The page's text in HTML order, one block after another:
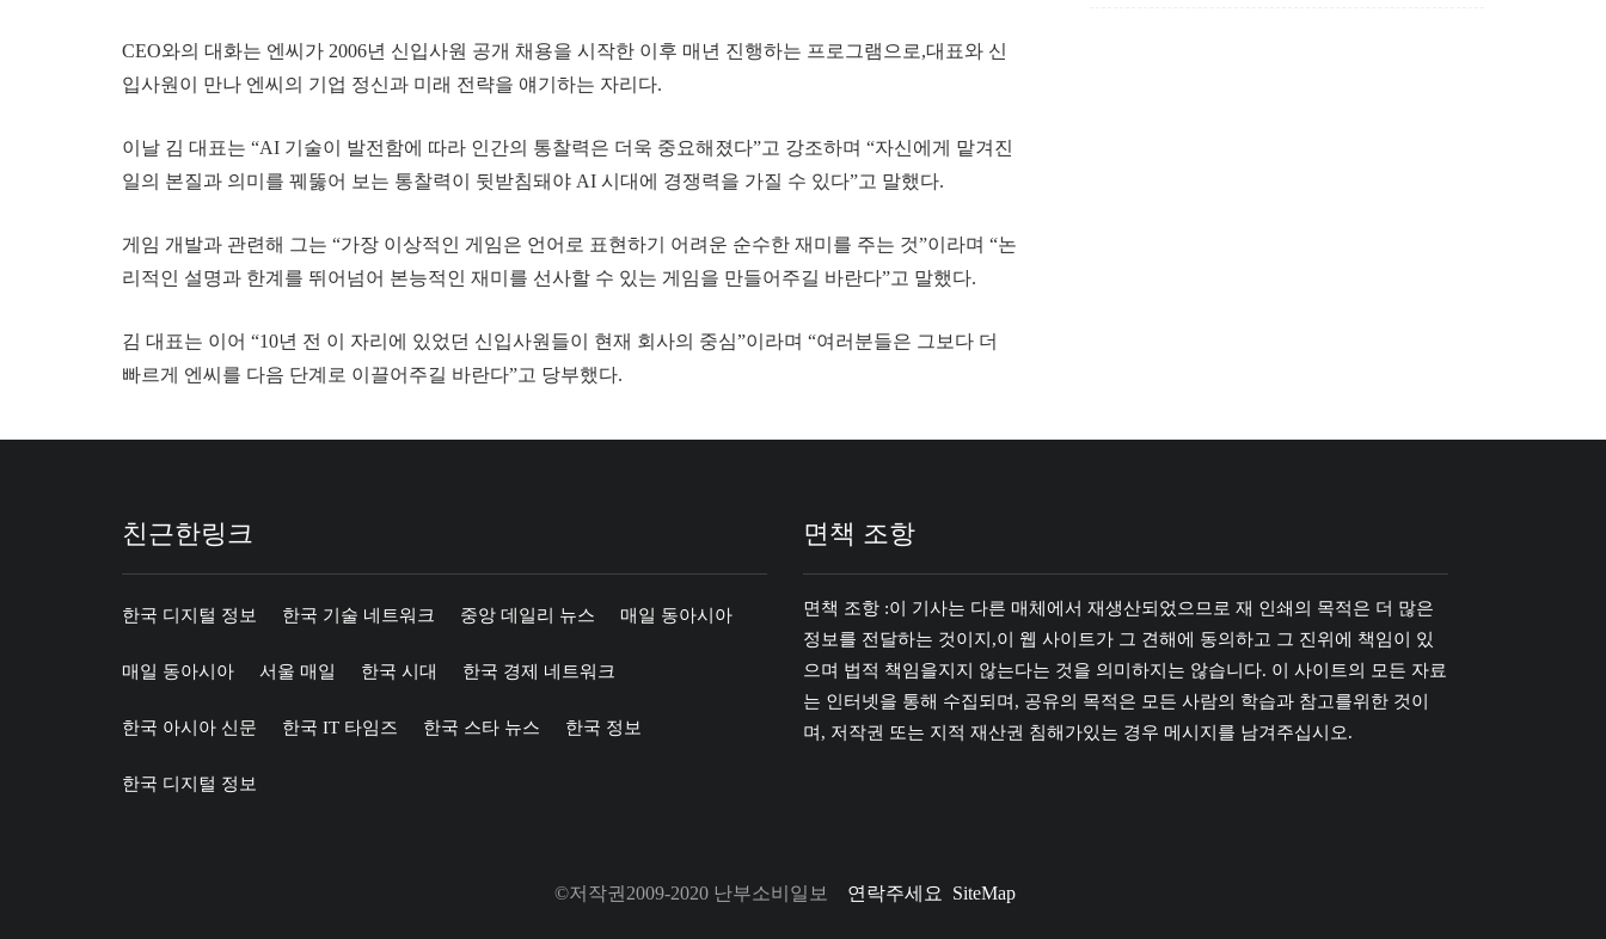
CEO와의 대화는 엔씨가 2006년 신입사원 공개 채용을 시작한 이후 매년 진행하는 프로그램으로,대표와 신
입사원이 만나 엔씨의 기업 정신과 미래 전략을 얘기하는 자리다.
이날 김 대표는 “AI 기술이 발전함에 따라 인간의 통찰력은 더욱 중요해졌다”고 강조하며 “자신에게 맡겨진
일의 본질과 의미를 꿰뚫어 보는 통찰력이 뒷받침돼야 AI 시대에 경쟁력을 가질 수 있다”고 말했다.
게임 개발과 관련해 그는 “가장 이상적인 게임은 언어로 표현하기 어려운 순수한 재미를 주는 것”이라며 “논
리적인 설명과 한계를 뛰어넘어 본능적인 재미를 선사할 수 있는 게임을 만들어주길 바란다”고 말했다.
김 대표는 이어 “10년 전 이 자리에 있었던 신입사원들이 현재 회사의 중심”이라며 “여러분들은 그보다 더
빠르게 엔씨를 다음 단계로 이끌어주길 바란다”고 당부했다.
친근한링크
한국 디지털 정보 한국 기술 네트워크 중앙 데일리 뉴스 매일 동아시아
매일 동아시아 서울 매일 한국 시대 한국 경제 네트워크
한국 아시아 신문 한국 IT 타임즈 한국 스타 뉴스 한국 정보
한국 디지털 정보
면책 조항
면책 조항 :이 기사는 다른 매체에서 재생산되었으므로 재 인쇄의 목적은 더 많은
정보를 전달하는 것이지,이 웹 사이트가 그 견해에 동의하고 그 진위에 책임이 있
으며 법적 책임을지지 않는다는 것을 의미하지는 않습니다. 이 사이트의 모든 자료
는 인터넷을 통해 수집되며, 공유의 목적은 모든 사람의 학습과 참고를위한 것이
며, 저작권 또는 지적 재산권 침해가있는 경우 메시지를 남겨주십시오.
©저작권2009-2020 난부소비일보 연락주세요 SiteMap